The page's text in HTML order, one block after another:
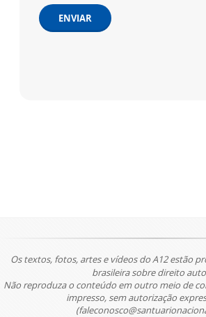
ENVIAR
Os textos, fotos, artes e vídeos do A12 estão
brasileira sobre direito
Não reproduza o conteúdo em outro meio de
impresso, sem autorização